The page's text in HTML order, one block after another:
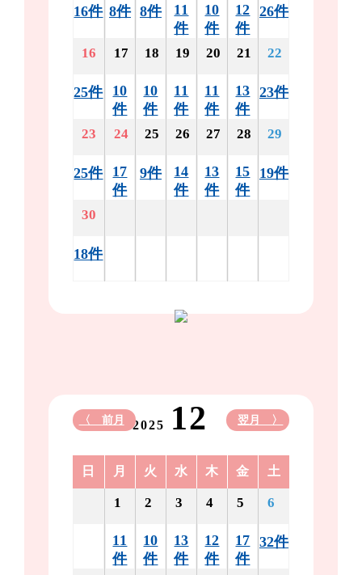
16件 8件 8件
11
件
10
件
12
件
26件
16
25件
17
10
件
18
10
件
19
11
件
20
11
件
21
13
件
22
23件
23
25件
24
17
件
25
9件
26
14
件
27
13
件
28
15
件
29
19件
30
18件
2025 12
〈 前月 翌月 〉
日 月 火 水 木 金 土
1
11
件
2
10
件
3
13
件
4
12
件
5
17
件
6
32件